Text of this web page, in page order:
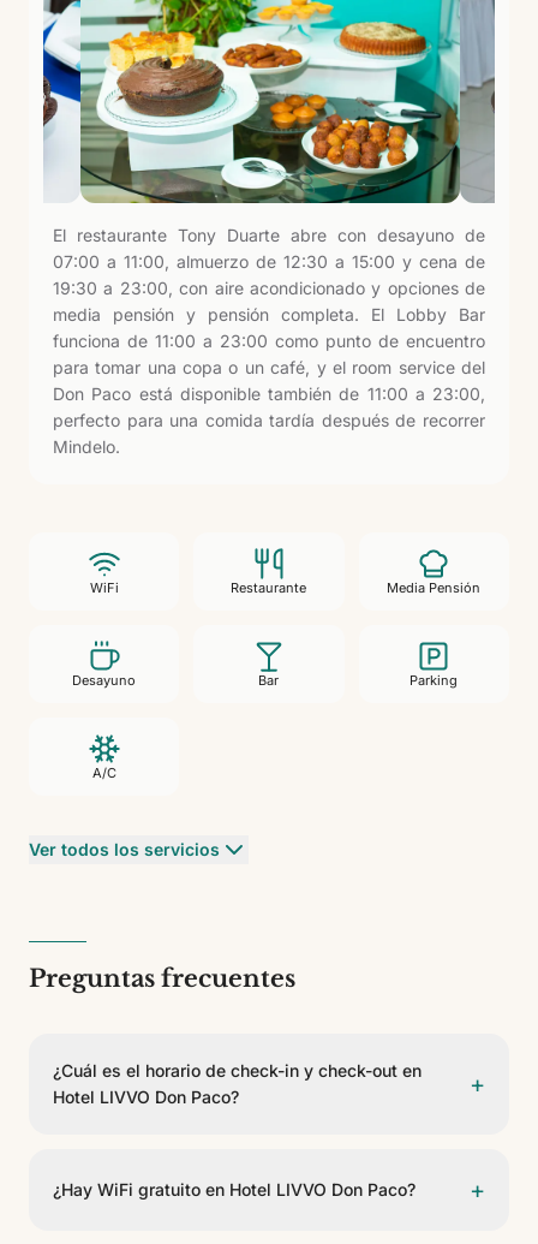
El restaurante Tony Duarte abre con desayuno de
07:00 a 11:00, almuerzo de 12:30 a 15:00 y cena de
19:30 a 23:00, con aire acondicionado y opciones de
media pensión y pensión completa. El Lobby Bar
funciona de 11:00 a 23:00 como punto de encuentro
para tomar una copa o un café, y el room service del
Don Paco está disponible también de 11:00 a 23:00,
perfecto para una comida tardía después de recorrer
Mindelo.
WiFi Restaurante Media Pensión
Desayuno Bar Parking
A/C
Ver todos los servicios
Preguntas frecuentes
¿Cuál es el horario de check-in y check-out en
Hotel LIVVO Don Paco?
+
¿Hay WiFi gratuito en Hotel LIVVO Don Paco? +